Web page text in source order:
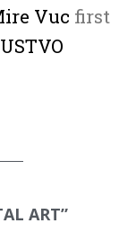
Vuc first
ART”